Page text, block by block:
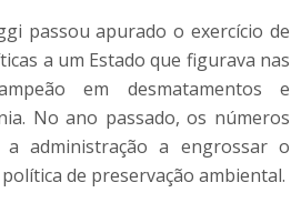
passou apurado o exercício de
a um Estado que figurava nas
em desmatamentos e
No ano passado, os números
administração a engrossar o
de preservação ambiental.